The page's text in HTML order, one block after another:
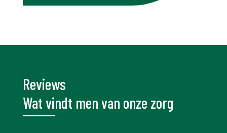
Reviews
Wat vindt men van onze zorg